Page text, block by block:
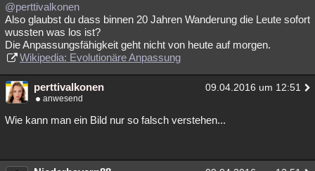
@perttivalkonen
Also glaubst du dass binnen 20 Jahren Wanderung die Leute sofort
wussten was los ist?
Die Anpassungsfähigkeit geht nicht von heute auf morgen.
Wikipedia: Evolutionäre Anpassung
perttivalkonen 09.04.2016 um 12:51
anwesend
Wie kann man ein Bild nur so falsch verstehen...